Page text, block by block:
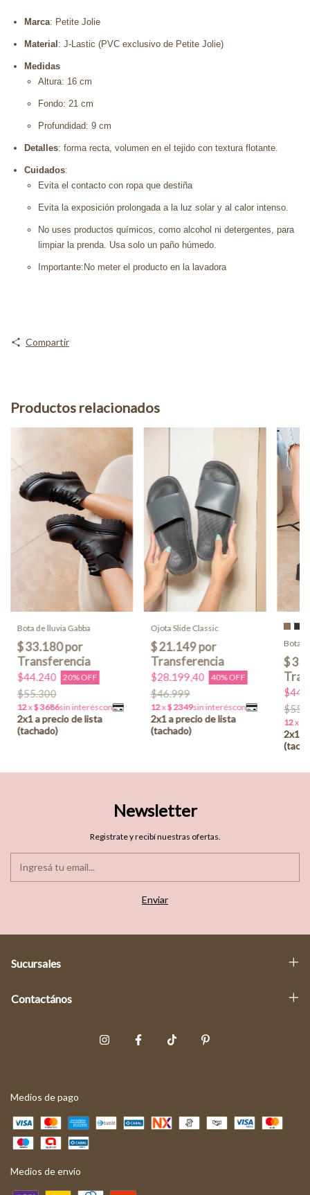
Marca: Petite Jolie
Material: J-Lastic (PVC exclusivo de Petite Jolie)
Medidas
Altura: 16 cm
Fondo: 21 cm
Profundidad: 9 cm
Detalles: forma recta, volumen en el tejido con textura flotante.
Cuidados:
Evita el contacto con ropa que destiña
Evita la exposición prolongada a la luz solar y al calor intenso.
No uses productos químicos, como alcohol ni detergentes, para
limpiar la prenda. Usa solo un paño húmedo.
Importante:No meter el producto en la lavadora
Compartir
Productos relacionados
Bota de lluvia Gabba
$44.240 20% OFF
$55.300
Ojota Slide Classic
$28.199,40 40% OFF
$46.999
Bota
Newsletter
Registrate y recibí nuestras ofertas.
Sucursales
Contactános
Medios de pago
Medios de envío